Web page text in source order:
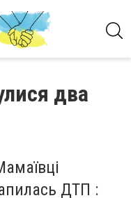
два
ДТП :